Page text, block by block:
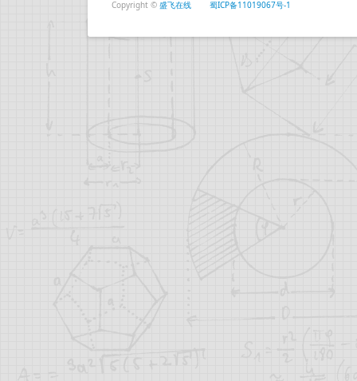
Copyright © 盛飞在线 蜀ICP备11019067号-1